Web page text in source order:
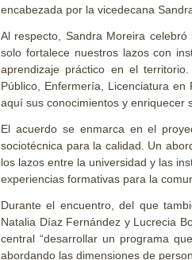
encabezada por la vicedecana
Al respecto, Sandra Moreira
solo fortalece nuestros lazos con
aprendizaje práctico en el
Público, Enfermería, Licenciatura
aquí sus conocimientos y enriquecer
El acuerdo se enmarca en el
sociotécnica para la calidad. Un
los lazos entre la universidad y las
experiencias formativas para la
Durante el encuentro, del que
Natalia Díaz Fernández y Lucrecia
central “desarrollar un programa
abordando las dimensiones de